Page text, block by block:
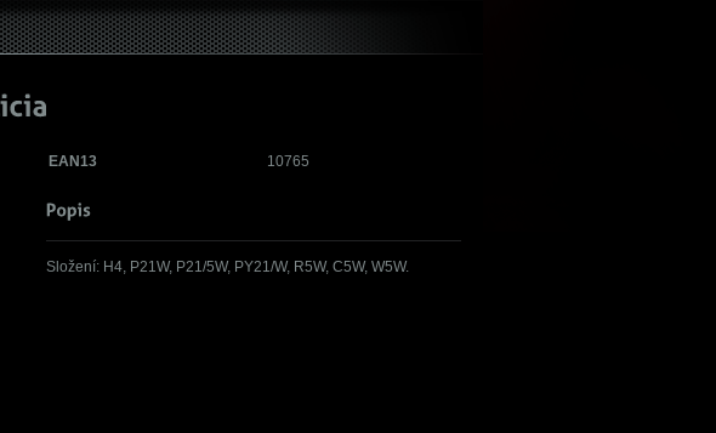
EAN13 10765
Složení: H4, P21W, P21/5W, PY21/W, R5W, C5W, W5W.